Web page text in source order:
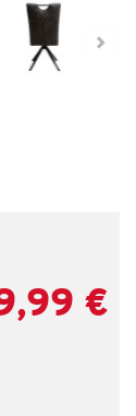
€